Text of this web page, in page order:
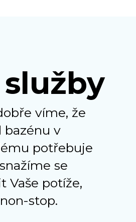
služby
víme, že
bazénu v
potřebuje
se
Vaše potíže,
stop.